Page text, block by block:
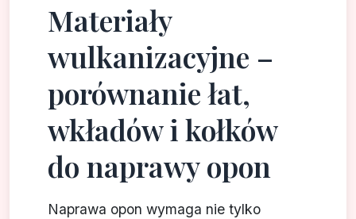
Materiały
wulkanizacyjne –
porównanie łat,
wkładów i kołków
do naprawy opon
Naprawa opon wymaga nie tylko